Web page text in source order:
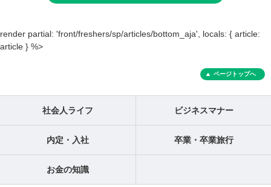
render partial: 'front/freshers/sp/articles/bottom_aja', locals: { article:
article } %>
ページトップへ
社会人ライフ ビジネスマナー
内定・入社 卒業・卒業旅行
お金の知識